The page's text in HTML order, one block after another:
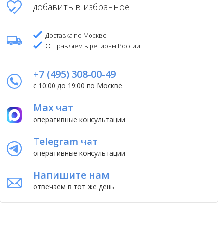
добавить в избранное
Доставка по Москве
Отправляем в регионы России
+7 (495) 308-00-49
с 10:00 до 19:00 по Москве
Max чат
оперативные консультации
Telegram чат
оперативные консультации
Напишите нам
отвечаем в тот же день